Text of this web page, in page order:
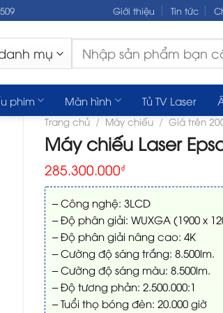
Giới thiệu Tin tức
Tìm
kiếm:
phim Màn hình Tủ TV Laser
Trang chủ / Máy chiếu / Giá trên
Máy chiếu Laser
285.300.000₫
– Công nghệ: 3LCD
– Độ phân giải: WUXGA (1900 x
– Độ phân giải nâng cao: 4K
– Cường độ sáng trắng: 8.500lm.
– Cường độ sáng màu: 8.500lm.
– Độ tương phản: 2.500.000:1
– Tuổi thọ bóng đèn: 20.000 giờ